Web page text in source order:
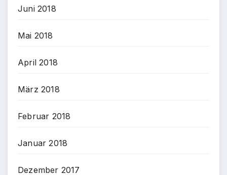
Juni 2018
Mai 2018
April 2018
März 2018
Februar 2018
Januar 2018
Dezember 2017